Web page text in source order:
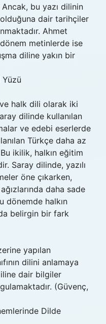
bu yazı dilinin
dair tarihçiler
Ahmet
metinlerde ise
diline yakın bir
Yüzü
halk dili olarak iki
dilinde kullanılan
ve edebi eserlerde
Türkçe daha az
ikilik, halkın eğitim
Saray dilinde, yazılı
öne çıkarken,
daha sade
dönemde halkın
belirgin bir fark
yapılan
dilini anlamaya
dair bilgiler
(Güvenç,
Dilde